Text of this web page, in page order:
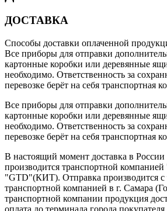
ДОСТАВКА
Способы доставки оплаченной
Все приборы для отправки
картонные коробки или деревянные
необходимо. Ответственность за
перевозке берёт на себя транспортная
Все приборы для отправки
картонные коробки или деревянные
необходимо. Ответственность за
перевозке берёт на себя транспортная
В настоящий момент доставка в
производится транспортной
"GTD"(КИТ). Отправка производится с
транспортной компанией в г. Самара
транспортной компании продукция